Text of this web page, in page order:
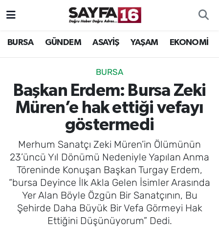
BURSA GÜNDEM ASAYİŞ YAŞAM EKONOMİ
BURSA
Başkan Erdem: Bursa Zeki
Müren’e hak ettiği vefayı
göstermedi
Merhum Sanatçı Zeki Müren’in Ölümünün
23’üncü Yıl Dönümü Nedeniyle Yapılan Anma
Töreninde Konuşan Başkan Turgay Erdem,
“bursa Deyince İlk Akla Gelen İsimler Arasında
Yer Alan Böyle Özgün Bir Sanatçının, Bu
Şehirde Daha Büyük Bir Vefa Görmeyi Hak
Ettiğini Düşünüyorum” Dedi.
ÖZEL HABER
MAGAZİN
BİLİM
TEKNOLOJİ
SPOR
EĞİTİM
Hava Durumu
TFF 2.Lig Beyaz Grup Puan Durumu ve Fikstür
Tüm Manşetler
Haber Arşivi